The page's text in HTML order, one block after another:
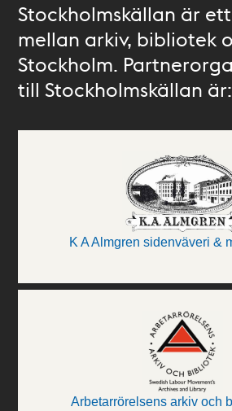
Stockholmskällan är
mellan arkiv, bibliotek
Stockholm.
till Stockholmskällan är:
K A Almgren sidenväveri &
Arbetarrörelsens arkiv och